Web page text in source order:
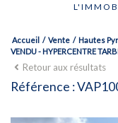
Accueil Vente Hautes
VENDU - HYPERCENTRE
Retour aux résultats
Référence :